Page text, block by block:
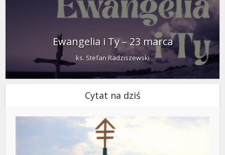
Ewangelia i Ty – 23 marca
ks. Stefan Radziszewski
Cytat na dziś